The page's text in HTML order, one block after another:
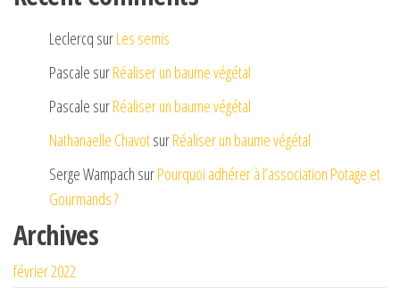
Leclercq surLes semis
Pascale surRéaliser un baume végétal
Pascale surRéaliser un baume végétal
Nathanaelle ChavotsurRéaliser un baume végétal
Serge Wampach surPourquoi adhérer à l’association Potage et
Gourmands ?
Archives
février 2022